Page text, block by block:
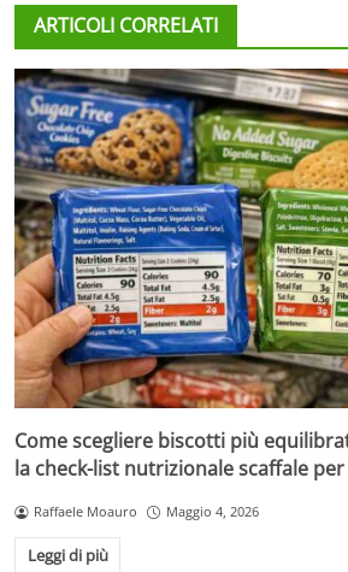
ARTICOLI CORRELATI
Come scegliere biscotti più
la check-list nutrizionale scaffale
Raffaele Moauro Maggio 4, 2026
Leggi di più